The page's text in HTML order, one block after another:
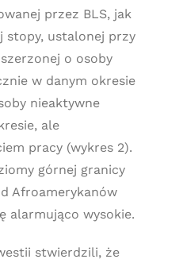
przez BLS, jak
stopy, ustalonej przy
o osoby
w danym okresie
nieaktywne
ale
pracy (wykres 2).
górnej granicy
Afroamerykanów
alarmująco wysokie.
stwierdzili, że